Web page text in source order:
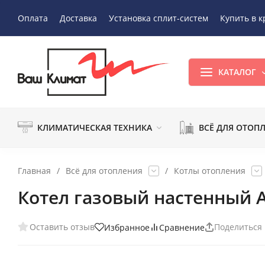
Оплата Доставка Установка сплит-систем Купить в
КАТАЛОГ
КЛИМАТИЧЕСКАЯ ТЕХНИКА ВСЁ ДЛЯ
Главная / Всё для отопления / Котлы отопления
Котел газовый настенный
Оставить отзыв Избранное Сравнение Поделиться